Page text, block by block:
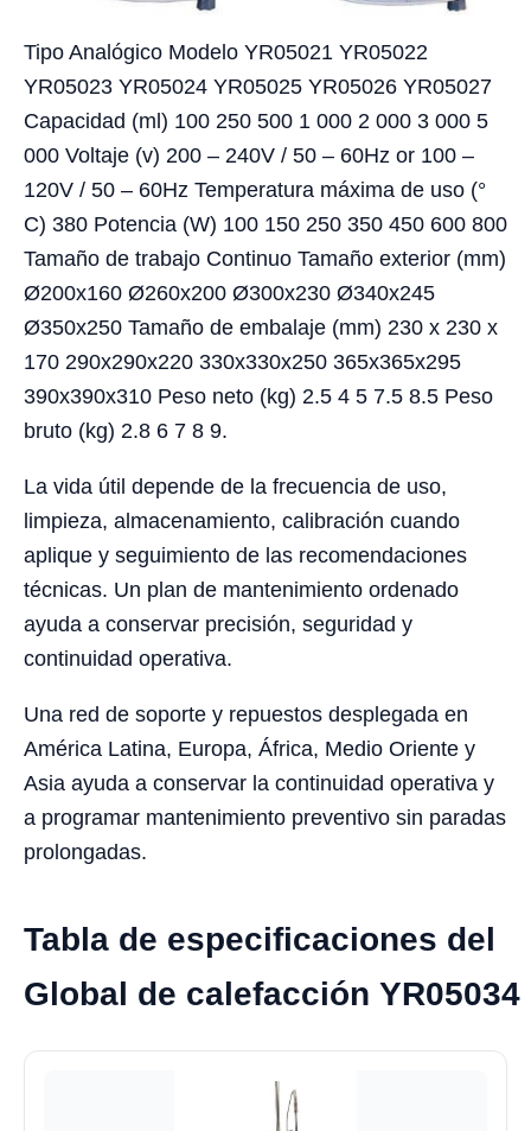
Tipo Analógico Modelo YR05021 YR05022
YR05023 YR05024 YR05025 YR05026 YR05027
Capacidad (ml) 100 250 500 1 000 2 000 3 000 5
000 Voltaje (v) 200 – 240V / 50 – 60Hz or 100 –
120V / 50 – 60Hz Temperatura máxima de uso (°
C) 380 Potencia (W) 100 150 250 350 450 600 800
Tamaño de trabajo Continuo Tamaño exterior (mm)
Ø200x160 Ø260x200 Ø300x230 Ø340x245
Ø350x250 Tamaño de embalaje (mm) 230 x 230 x
170 290x290x220 330x330x250 365x365x295
390x390x310 Peso neto (kg) 2.5 4 5 7.5 8.5 Peso
bruto (kg) 2.8 6 7 8 9.
La vida útil depende de la frecuencia de uso,
limpieza, almacenamiento, calibración cuando
aplique y seguimiento de las recomendaciones
técnicas. Un plan de mantenimiento ordenado
ayuda a conservar precisión, seguridad y
continuidad operativa.
Una red de soporte y repuestos desplegada en
América Latina, Europa, África, Medio Oriente y
Asia ayuda a conservar la continuidad operativa y
a programar mantenimiento preventivo sin paradas
prolongadas.
Tabla de especificaciones del
Global de calefacción YR05034